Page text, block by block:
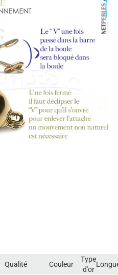
Qualité Couleur
Type
d'or